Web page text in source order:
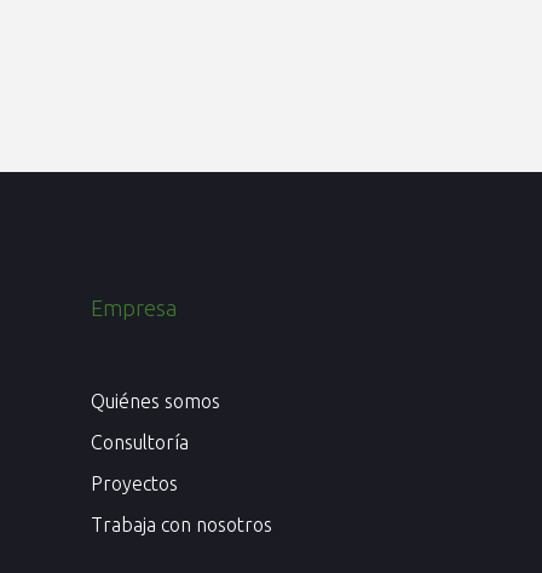
Empresa
Quiénes somos
Consultoría
Proyectos
Trabaja con nosotros